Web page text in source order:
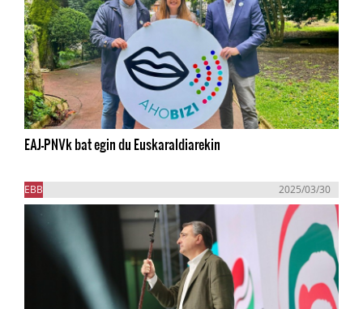
EAJ-PNVk bat egin du Euskaraldiarekin
EBB 2025/03/30